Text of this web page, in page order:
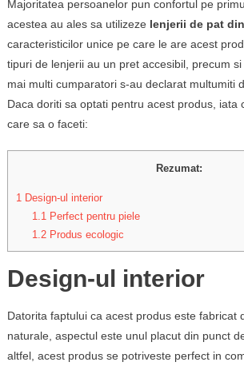
Majoritatea persoanelor pun confortul pe
acestea au ales sa utilizeze lenjerii de pat
caracteristicilor unice pe care le are acest
tipuri de lenjerii au un pret accesibil, precum
mai multi cumparatori s-au declarat multumiti
Daca doriti sa optati pentru acest produs, iata
care sa o faceti:
Rezumat:
1 Design-ul interior
1.1 Perfect pentru piele
1.2Produs ecologic
Design-ul interior
Datorita faptului ca acest produs este fabricat
naturale, aspectul este unul placut din punct
altfel, acest produs se potriveste perfect in